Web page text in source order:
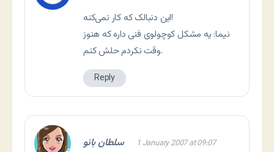
اين دنبالک که کار نمی‌کنه!
نيما: يه مشکل کوچولوی فنی داره که هنوز
وقت نکردم حلش کنم.
Reply
سلطان بانو 1 January 2007 at 09:07